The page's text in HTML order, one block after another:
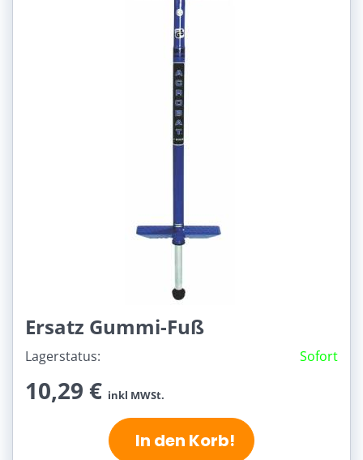
Ersatz Gummi-Fuß
Lagerstatus: Sofort
10,29 € inkl MWSt.
In den Korb!